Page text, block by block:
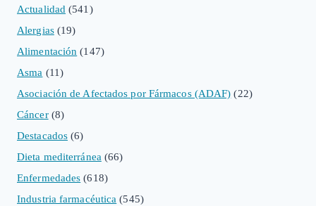
Actualidad (541)
Alergias(19)
Alimentación (147)
Asma (11)
Asociación de Afectados por Fármacos (ADAF) (22)
Cáncer(8)
Destacados (6)
Dieta mediterránea(66)
Enfermedades (618)
Industria farmacéutica (545)